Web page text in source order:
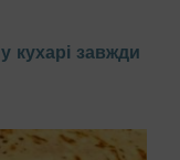
кухарі завжди